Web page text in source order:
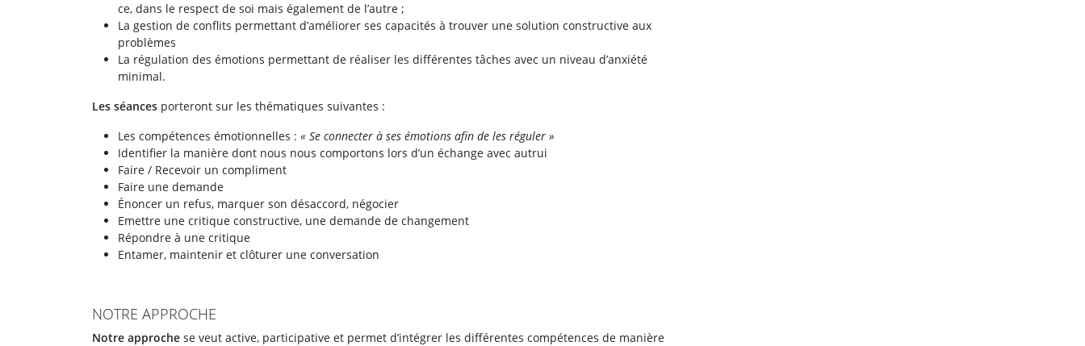
ce, dans le respect de soi mais également de l’autre ;
La gestion de conflits permettant d’améliorer ses capacités à trouver une solution constructive aux
problèmes
La régulation des émotions permettant de réaliser les différentes tâches avec un niveau d’anxiété
minimal.
Les séances porteront sur les thématiques suivantes :
Les compétences émotionnelles : « Se connecter à ses émotions afin de les réguler »
Identifier la manière dont nous nous comportons lors d’un échange avec autrui
Faire / Recevoir un compliment
Faire une demande
Énoncer un refus, marquer son désaccord, négocier
Emettre une critique constructive, une demande de changement
Répondre à une critique
Entamer, maintenir et clôturer une conversation
NOTRE APPROCHE
Notre approche se veut active, participative et permet d’intégrer les différentes compétences de manière